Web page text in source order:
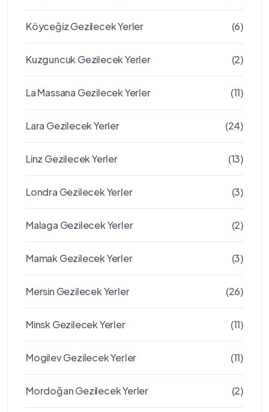
Köyceğiz Gezilecek Yerler (6)
Kuzguncuk Gezilecek Yerler (2)
La Massana Gezilecek Yerler (11)
Lara Gezilecek Yerler (24)
Linz Gezilecek Yerler (13)
Londra Gezilecek Yerler (3)
Malaga Gezilecek Yerler (2)
Mamak Gezilecek Yerler (3)
Mersin Gezilecek Yerler (26)
Minsk Gezilecek Yerler (11)
Mogilev Gezilecek Yerler (11)
Mordoğan Gezilecek Yerler (2)